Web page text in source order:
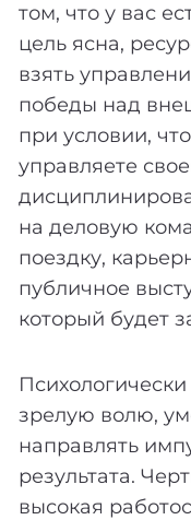
том, что у вас
цель ясна,
взять
победы над
при условии,
управляете
на деловую
поездку,
публичное
который будет
зрелую волю,
направлять
результата.
высокая